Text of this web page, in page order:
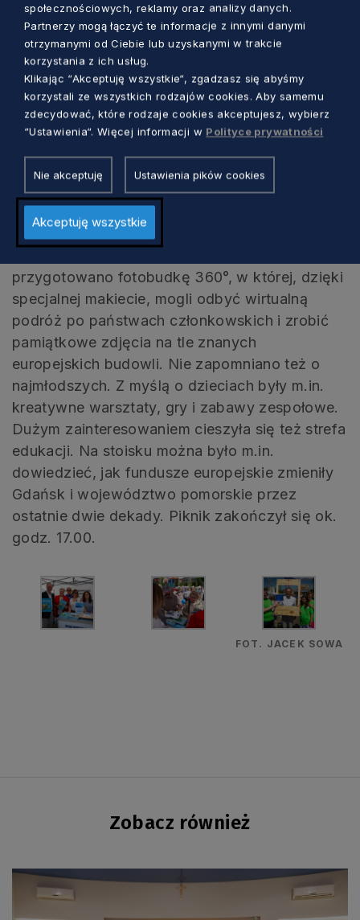
FOT. JACEK SOWA
Z kolei amatorzy wiedzy mogli sprawdzić
znajomość historii, kultury i osiągnięć Polski w
UE podczas turnieju pod hasłem Europa w
centrum, który rozpoczął się tuż po godz.
zapraszali chętnych uczestnicy kulturowego
teleturnieju „Europa da się lubić”. Wśród nich
byli m.in. Elizabeth Duda, Kevin Aiston i Vito
Casetti. Poza turniejem były też rozmowy z
przygotowano fotobudkę 360°, w której, dzięki
specjalnej makiecie, mogli odbyć wirtualną
podróż po państwach członkowskich i zrobić
pamiątkowe zdjęcia na tle znanych
europejskich budowli. Nie zapomniano też o
najmłodszych. Z myślą o dzieciach były m.in.
kreatywne warsztaty, gry i zabawy zespołowe.
Dużym zainteresowaniem cieszyła się też strefa
edukacji. Na stoisku można było m.in.
dowiedzieć, jak fundusze europejskie zmieniły
Gdańsk i województwo pomorskie przez
ostatnie dwie dekady. Piknik zakończył się ok.
godz. 17.00.
FOT. JACEK SOWA
Zobacz również
społecznościowych, reklamy oraz analizy danych.
Partnerzy mogą łączyć te informacje z innymi danymi
otrzymanymi od Ciebie lub uzyskanymi w trakcie
korzystania z ich usług.
Klikając “Akceptuję wszystkie“, zgadzasz się abyśmy
korzystali ze wszystkich rodzajów cookies. Aby samemu
zdecydować, które rodzaje cookies akceptujesz, wybierz
“Ustawienia“. Więcej informacji w Polityce prywatności
Nie akceptuję Ustawienia pików cookies
Akceptuję wszystkie